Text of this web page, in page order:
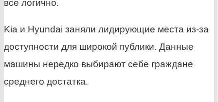
все логично.
Kia и Hyundai заняли лидирующие места из-за
доступности для широкой публики. Данные
машины нередко выбирают себе граждане
среднего достатка.